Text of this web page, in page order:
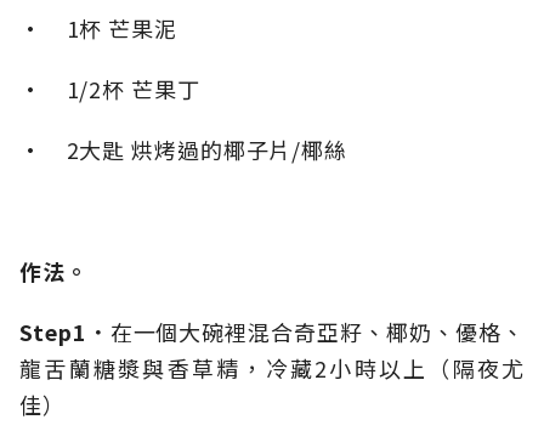
• 1杯 芒果泥
• 1/2杯 芒果丁
• 2大匙 烘烤過的椰子片/椰絲
作法。
Step1． 在一個大碗裡混合奇亞籽、椰奶、優格、
龍舌蘭糖漿與香草精，冷藏2小時以上（隔夜尤
佳）